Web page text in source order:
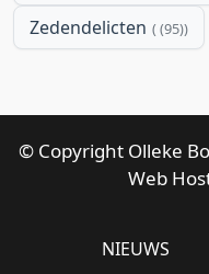
Zedendelicten (95)
© Copyright Olleke
Web
NIEUWS